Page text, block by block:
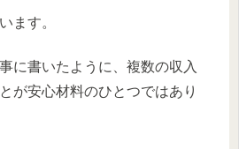
ます。
に書いたように、複数の収入
が安心材料のひとつではあり